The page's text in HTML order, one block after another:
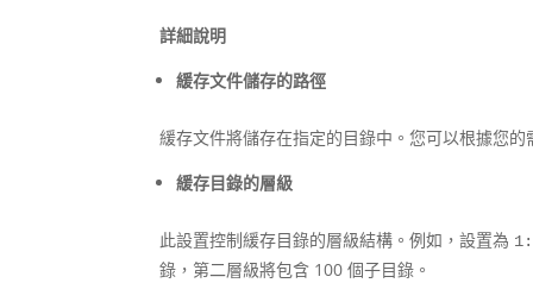
詳細說明
緩存文件儲存的路徑
緩存文件將儲存在指定的目錄中。您可以根據您
緩存目錄的層級
此設置控制緩存目錄的層級結構。例如，設置為
錄，第二層級將包含 100 個子目錄。